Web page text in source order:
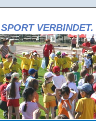
SPORT VERBINDET.